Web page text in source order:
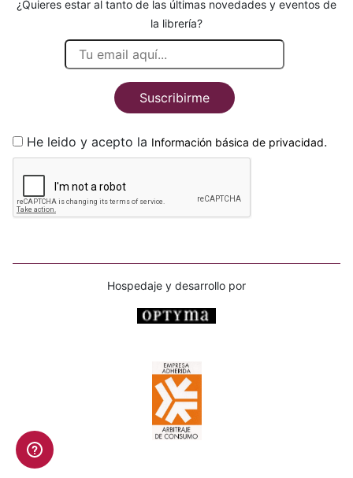
¿Quieres estar al tanto de las últimas novedades y eventos de
la librería?
Suscribirme
He leido y acepto la Información básica de privacidad.
Hospedaje y desarrollo por